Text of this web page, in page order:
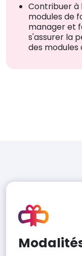
Contribuer à
modules de
manager et
s'assurer la
des modules